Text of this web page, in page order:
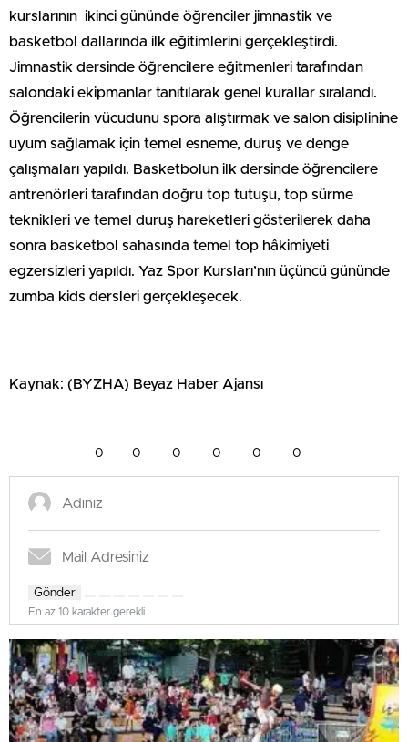
kurslarının ikinci gününde öğrenciler jimnastik ve
basketbol dallarında ilk eğitimlerini gerçekleştirdi.
Jimnastik dersinde öğrencilere eğitmenleri tarafından
salondaki ekipmanlar tanıtılarak genel kurallar sıralandı.
Öğrencilerin vücudunu spora alıştırmak ve salon disiplinine
uyum sağlamak için temel esneme, duruş ve denge
çalışmaları yapıldı. Basketbolun ilk dersinde öğrencilere
antrenörleri tarafından doğru top tutuşu, top sürme
teknikleri ve temel duruş hareketleri gösterilerek daha
sonra basketbol sahasında temel top hâkimiyeti
egzersizleri yapıldı. Yaz Spor Kursları’nın üçüncü gününde
zumba kids dersleri gerçekleşecek.
Kaynak: (BYZHA) Beyaz Haber Ajansı
0 0 0 0 0 0
Gönder
En az 10 karakter gerekli